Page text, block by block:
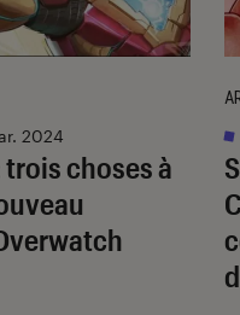
trois choses à
2024